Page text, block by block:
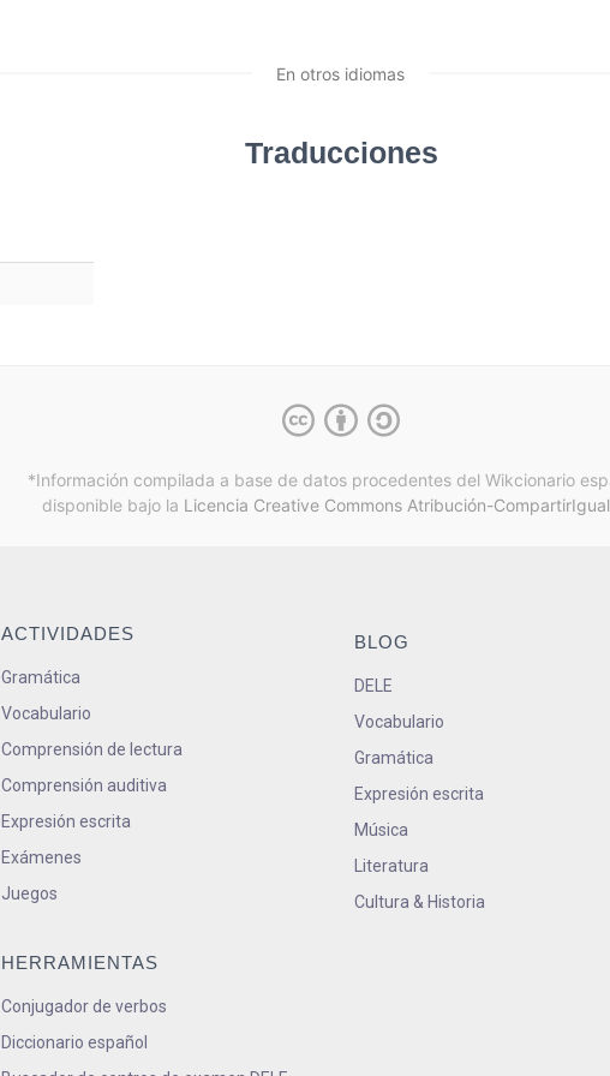
En otros idiomas
Traducciones
*Información compilada a base de datos procedentes del Wikcionario
disponible bajo la Licencia Creative Commons Atribución-
ACTIVIDADES
Gramática
Vocabulario
Comprensión de lectura
Comprensión auditiva
Expresión escrita
Exámenes
Juegos
HERRAMIENTAS
Conjugador de verbos
Diccionario español
BLOG
DELE
Vocabulario
Gramática
Expresión escrita
Música
Literatura
Cultura & Historia